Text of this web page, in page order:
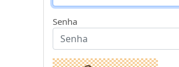
Senha